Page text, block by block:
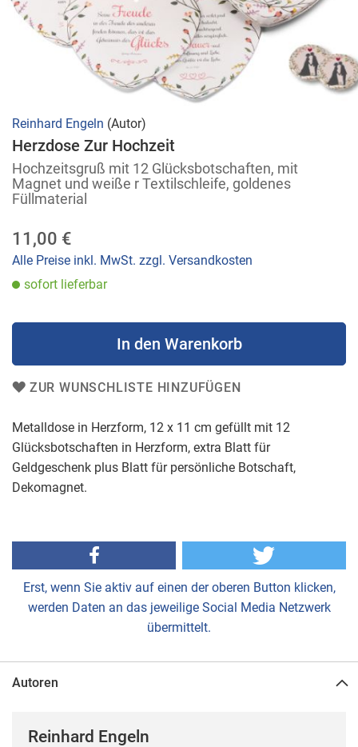
Reinhard Engeln (Autor)
Herzdose Zur Hochzeit
Hochzeitsgruß mit 12 Glücksbotschaften, mit
Magnet und weiße r Textilschleife, goldenes
Füllmaterial
11,00 €
Alle Preise inkl. MwSt. zzgl. Versandkosten
sofort lieferbar
In den Warenkorb
ZUR WUNSCHLISTE HINZUFÜGEN
Metalldose in Herzform, 12 x 11 cm gefüllt mit 12
Glücksbotschaften in Herzform, extra Blatt für
Geldgeschenk plus Blatt für persönliche Botschaft,
Dekomagnet.
Erst, wenn Sie aktiv auf einen der oberen Button klicken,
werden Daten an das jeweilige Social Media Netzwerk
übermittelt.
Autoren
Reinhard Engeln